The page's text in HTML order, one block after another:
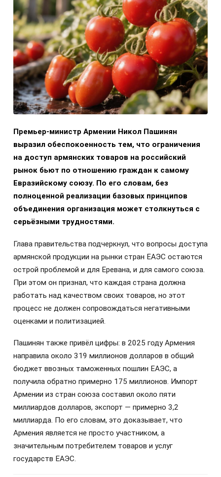
Премьер-министр Армении Никол Пашинян
выразил обеспокоенность тем, что ограничения
на доступ армянских товаров на российский
рынок бьют по отношению граждан к самому
Евразийскому союзу. По его словам, без
полноценной реализации базовых принципов
объединения организация может столкнуться с
серьёзными трудностями.
Глава правительства подчеркнул, что вопросы доступа
армянской продукции на рынки стран ЕАЭС остаются
острой проблемой и для Еревана, и для самого союза.
При этом он признал, что каждая страна должна
работать над качеством своих товаров, но этот
процесс не должен сопровождаться негативными
оценками и политизацией.
Пашинян также привёл цифры: в 2025 году Армения
направила около 319 миллионов долларов в общий
бюджет ввозных таможенных пошлин ЕАЭС, а
получила обратно примерно 175 миллионов. Импорт
Армении из стран союза составил около пяти
миллиардов долларов, экспорт — примерно 3,2
миллиарда. По его словам, это доказывает, что
Армения является не просто участником, а
значительным потребителем товаров и услуг
государств ЕАЭС.